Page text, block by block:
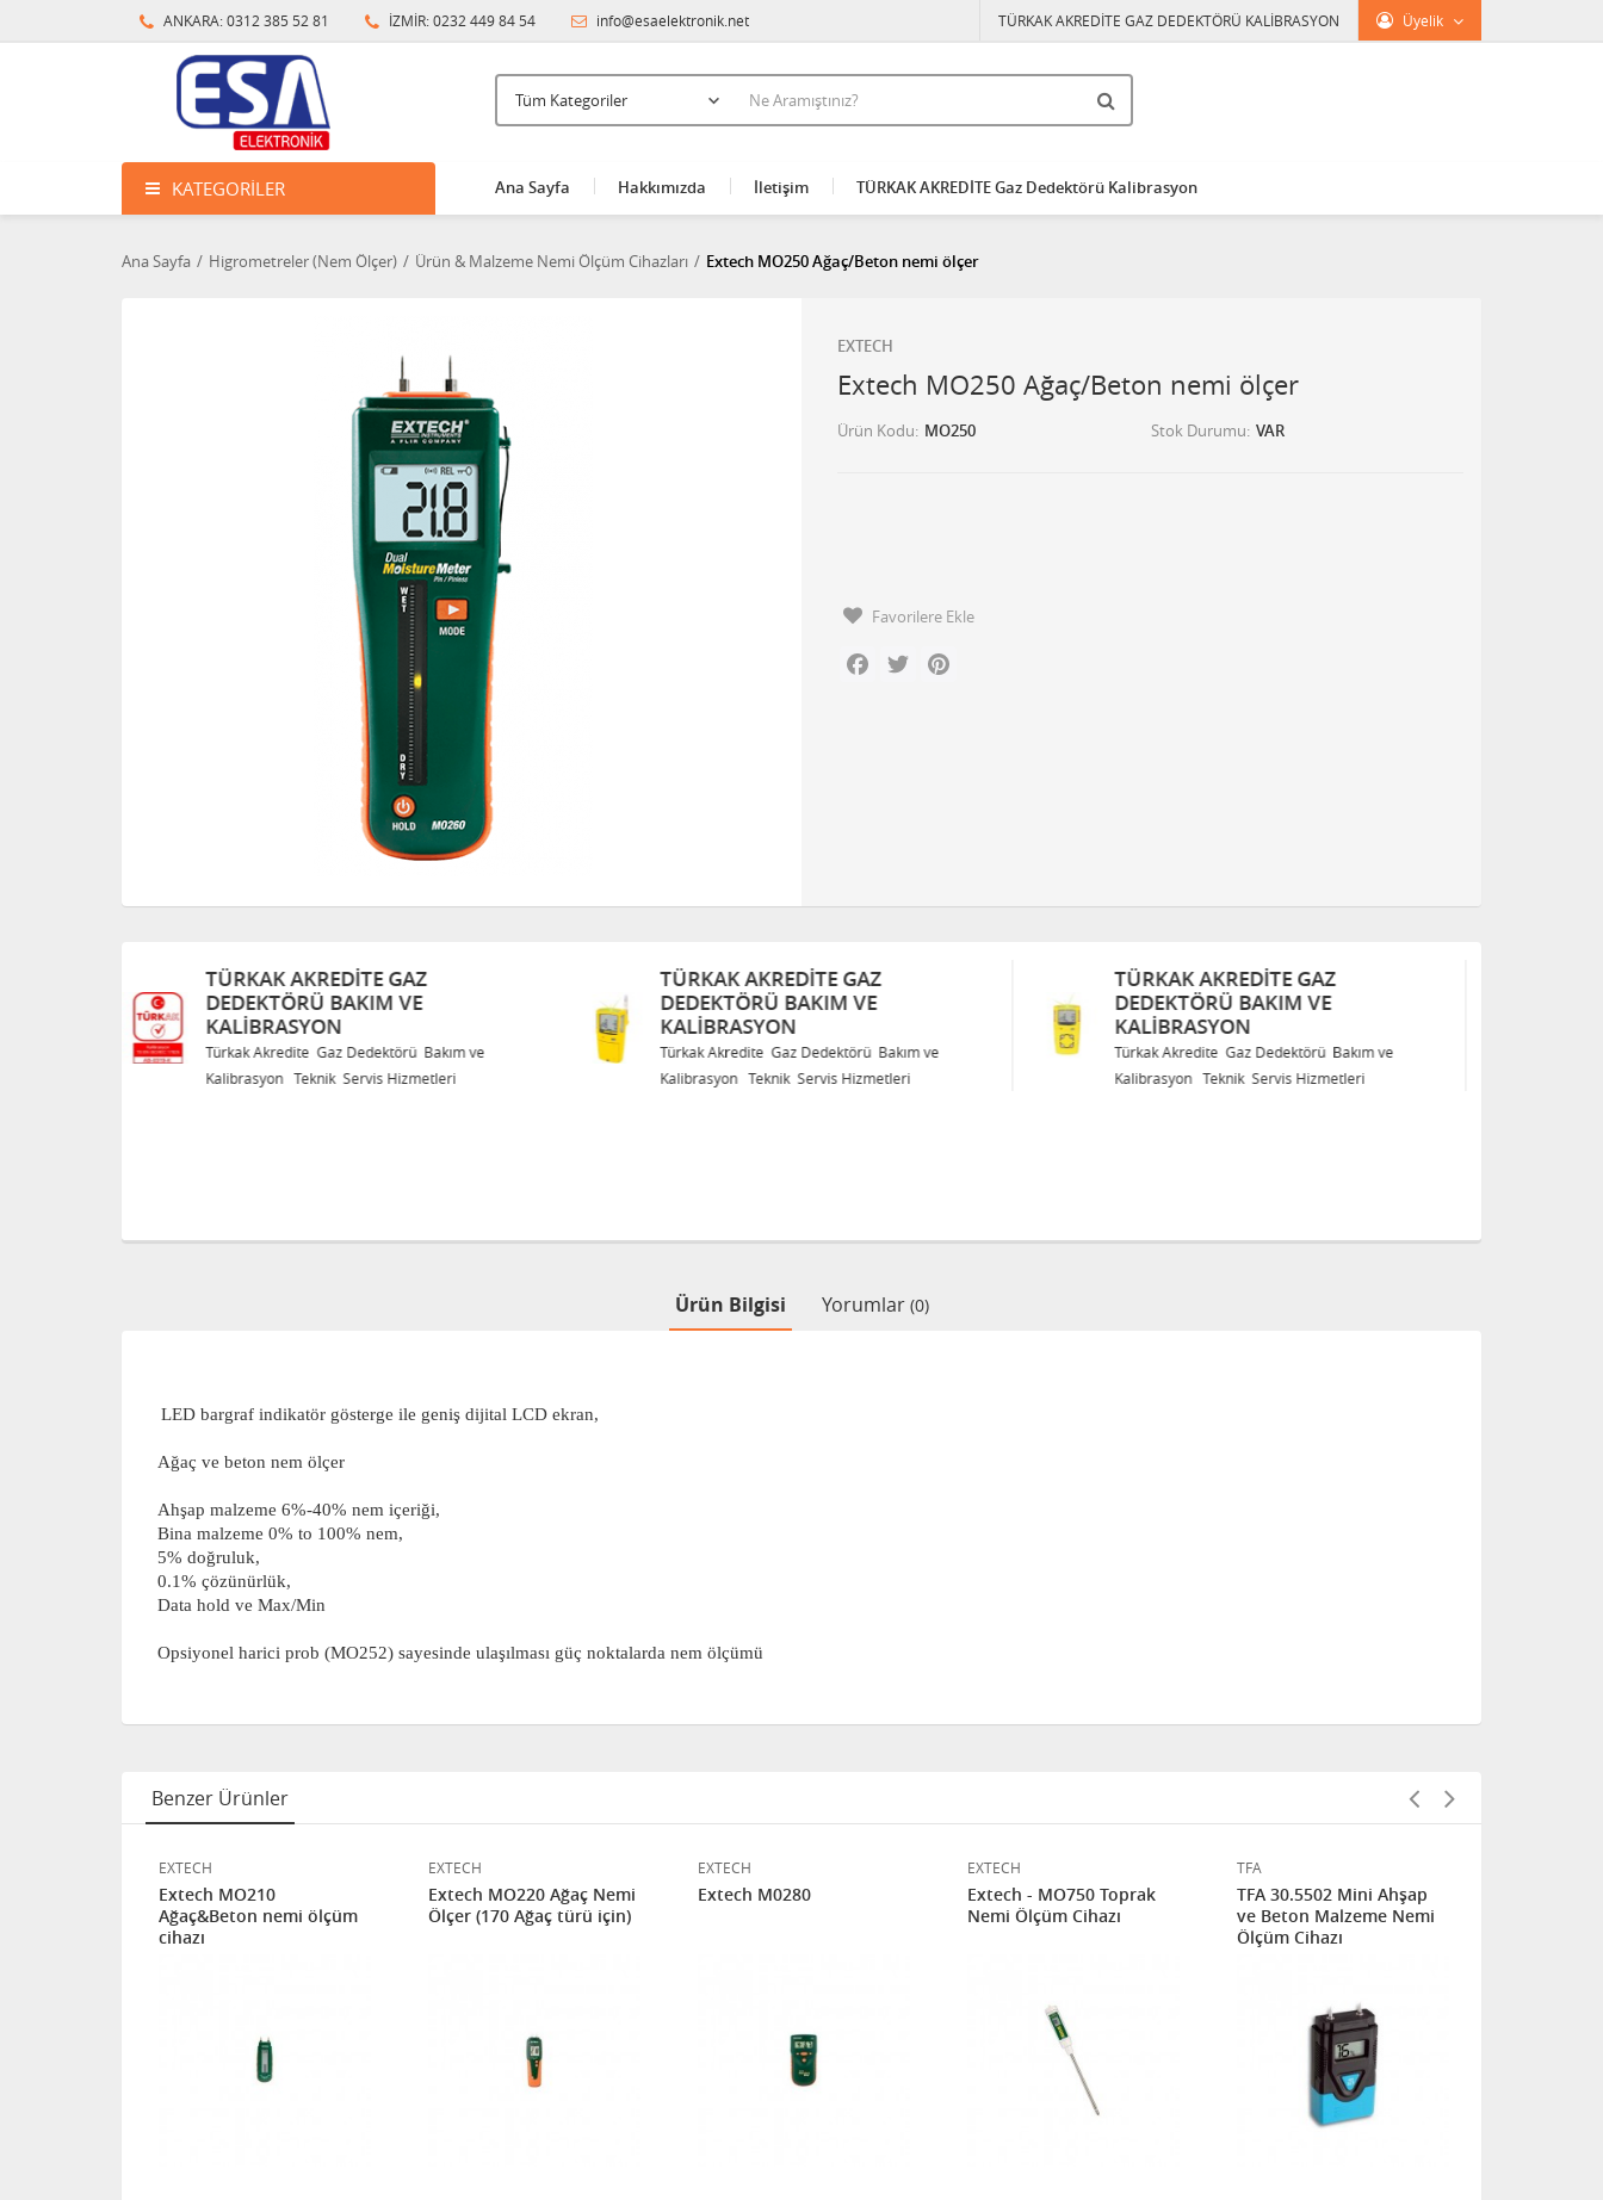
ANKARA: 0312 385 52 81 İZMİR: 0232 449 84 54 info@esaelektronik.net Üyelik
TÜRKAK AKREDİTE GAZ DEDEKTÖRÜ KALİBRASYON
KATEGORILER Ana Sayfa Hakkımızda İletişim TÜRKAK AKREDİTE Gaz Dedektörü Kalibrasyon
Ana Sayfa Higrometreler (Nem Ölçer) Ürün & Malzeme Nemi Ölçüm Cihazları Extech MO250 Ağaç/Beton nemi ölçer
EXTECH
Extech MO250 Ağaç/Beton nemi ölçer
Ürün Kodu MO250 Stok Durumu VAR
Favorilere Ekle
Facebook
Twitter
TÜRKAK AKREDITE GAZ
DEDEKTÖRÜ BAKIM VE
KALIBRASYON
Türkak Akredite Gaz Dedektörü Bakım ve
Kalibrasyon Teknik Servis Hizmetleri
TÜRKAK AKREDITE GAZ
DEDEKTÖRÜ BAKIM VE
KALIBRASYON
Türkak Akredite Gaz Dedektörü Bakım ve
Kalibrasyon Teknik Servis Hizmetleri
TÜRKAK AKREDITE GAZ
DEDEKTÖRÜ BAKIM VE
KALIBRASYON
Türkak Akredite Gaz Dedektörü Bakım ve
Kalibrasyon Teknik Servis Hizmetleri
Ürün Bilgisi Yorumlar (0)
LED bargraf indikatör gösterge ile geniş dijital LCD ekran,
Ağaç ve beton nem ölçer
Ahşap malzeme 6%-40% nem içeriği,
Bina malzeme 0% to 100% nem,
5% doğruluk,
0.1% çözünürlük,
Data hold ve Max/Min
Opsiyonel harici prob (MO252) sayesinde ulaşılması güç noktalarda nem ölçümü
Benzer Ürünler
EXTECH
Extech MO210
Ağaç&Beton nemi ölçüm
cihazı
EXTECH
Extech MO220 Ağaç Nemi
Ölçer (170 Ağaç türü için)
EXTECH
Extech M0280
EXTECH
Extech - MO750 Toprak
Nemi Ölçüm Cihazı
TFA
TFA 30.5502 Mini Ahşap
ve Beton Malzeme Nemi
Ölçüm Cihazı